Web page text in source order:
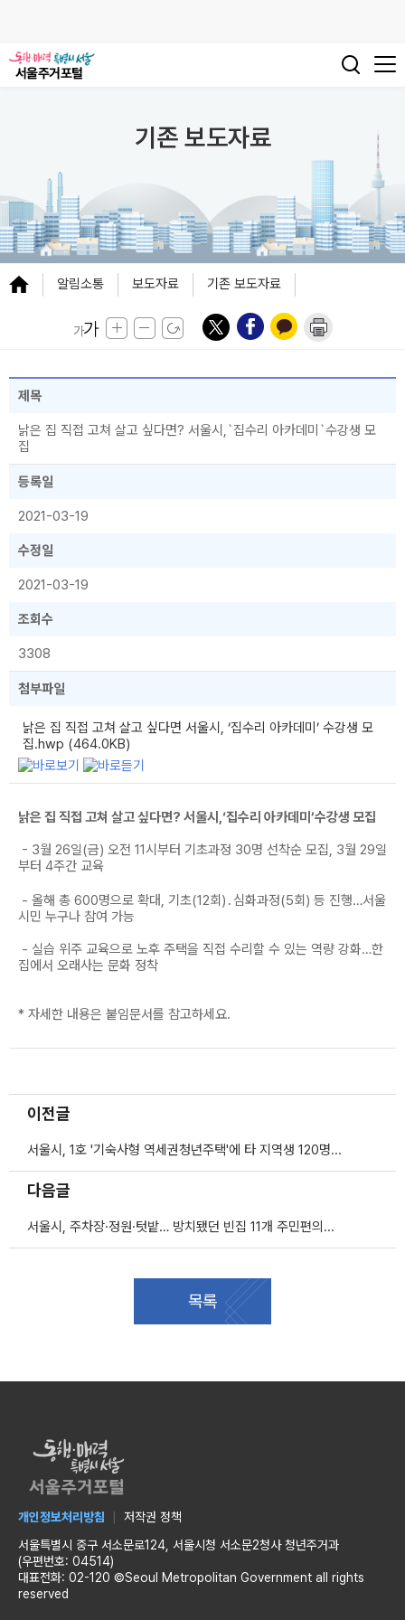
기존 보도자료
알림소통 보도자료 기존 보도자료
제목
낡은 집 직접 고쳐 살고 싶다면? 서울시,`집수리 아카데미`수강생 모
집
등록일
2021-03-19
수정일
2021-03-19
조회수
3308
첨부파일
낡은 집 직접 고쳐 살고 싶다면 서울시, ‘집수리 아카데미’ 수강생 모
집.hwp (464.0KB)
낡은 집 직접 고쳐 살고 싶다면? 서울시,‘집수리 아카데미’수강생 모집
- 3월 26일(금) 오전 11시부터 기초과정 30명 선착순 모집, 3월 29일
부터 4주간 교육
- 올해 총 600명으로 확대, 기초(12회)․심화과정(5회) 등 진행…서울
시민 누구나 참여 가능
- 실습 위주 교육으로 노후 주택을 직접 수리할 수 있는 역량 강화…한
집에서 오래사는 문화 정착
* 자세한 내용은 붙임문서를 참고하세요.
이전글
서울시, 1호 '기숙사형 역세권청년주택'에 타 지역생 120명 입주…보증금, 월세無
다음글
서울시, 주차장·정원·텃밭… 방치됐던 빈집 11개 주민편의시설 변신
목록
개인정보처리방침
저작권 정책
서울특별시 중구 서소문로124, 서울시청 서소문2청사 청년주거과
(우편번호: 04514)
대표전화: 02-120 ©Seoul Metropolitan Government all rights
reserved